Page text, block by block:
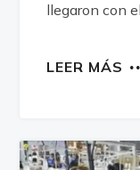
llegaron con
LEER MÁS